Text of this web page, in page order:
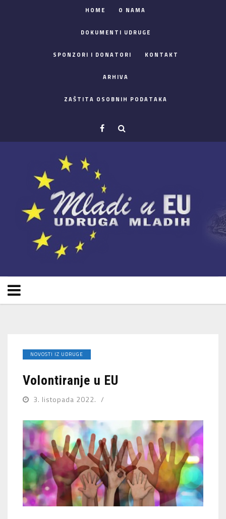
HOME O NAMA
DOKUMENTI UDRUGE
SPONZORI I DONATORI KONTAKT
ARHIVA
ZAŠTITA OSOBNIH PODATAKA
NOVOSTI IZ UDRUGE
Volontiranje u EU
3. listopada 2022.